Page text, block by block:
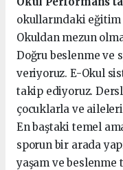
okullarındaki
Okuldan mezun
Doğru beslenme ve
veriyoruz. E-Okul
takip ediyoruz.
çocuklarla ve
En baştaki temel
sporun bir arada
yaşam ve beslenme